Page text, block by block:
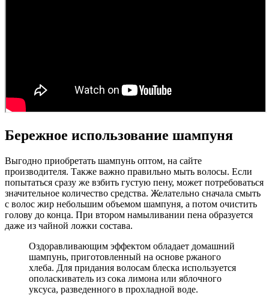
Бережное использование шампуня
Выгодно приобретать шампунь оптом, на сайте
производителя. Также важно правильно мыть волосы. Если
попытаться сразу же взбить густую пену, может потребоваться
значительное количество средства. Желательно сначала смыть
с волос жир небольшим объемом шампуня, а потом очистить
голову до конца. При втором намыливании пена образуется
даже из чайной ложки состава.
Оздоравливающим эффектом обладает домашний
шампунь, приготовленный на основе ржаного
хлеба. Для придания волосам блеска используется
ополаскиватель из сока лимона или яблочного
уксуса, разведенного в прохладной воде.